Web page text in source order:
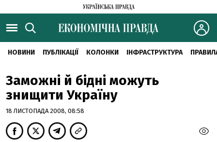
НОВИНИ ПУБЛІКАЦІЇ КОЛОНКИ ІНФРАСТРУКТУРА
Заможні й бідні можуть
знищити Україну
18 ЛИСТОПАДА 2008, 08:58